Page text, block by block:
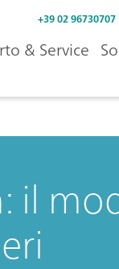
+39 02 96730707
& Service
il